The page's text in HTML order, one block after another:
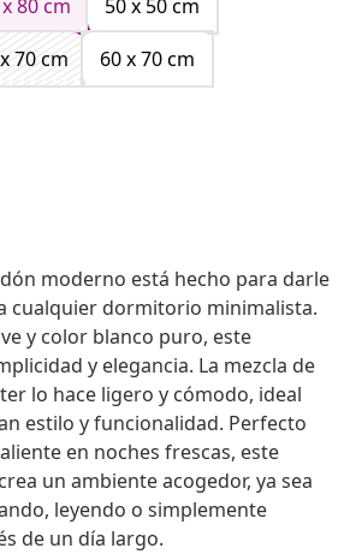
80 cm
50 x 50 cm
70 cm
60 x 70 cm
moderno está hecho para darle
cualquier dormitorio minimalista.
y color blanco puro, este
y elegancia. La mezcla de
lo hace ligero y cómodo, ideal
estilo y funcionalidad. Perfecto
en noches frescas, este
un ambiente acogedor, ya sea
leyendo o simplemente
de un día largo.